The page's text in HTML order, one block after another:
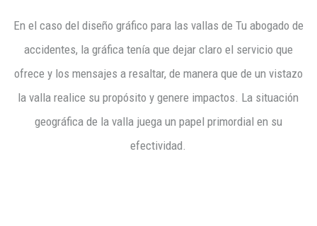
En el caso del diseño gráfico para las vallas de Tu abogado de
accidentes, la gráfica tenía que dejar claro el servicio que
ofrece y los mensajes a resaltar, de manera que de un vistazo
la valla realice su propósito y genere impactos. La situación
geográfica de la valla juega un papel primordial en su
efectividad.